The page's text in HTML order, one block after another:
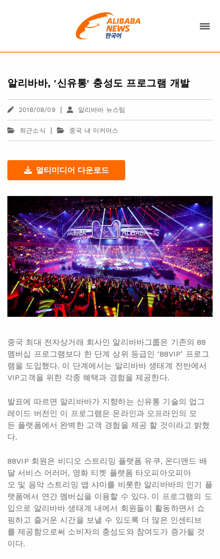
알리바바, '신유통' 충성도 프로그램 개발
2018/08/09 | 알리바바 뉴스팀
최근소식 | 중국 내 이커머스
멀티미디어 다운로드
중국 최대 전자상거래 회사인 알리바바그룹은 기존의 88
멤버십 프로그램보다 한 단계 상위 등급인 ‘88VIP’ 프로그
램을 도입했다. 이 단계에서는 알리바바 생태계 전반에서
VIP고객을 위한 각종 혜택과 경험을 제공한다.
발표에 따르면 알리바바가 지향하는 신유통 기술의 업그
레이드 버전인 이 프로그램은 온라인과 오프라인의 모
든 플랫폼에서 완벽한 고객 경험을 제공 할 것이라고 밝혔
다.
88VIP 회원은 비디오 스트리밍 플랫폼 유쿠, 온디맨드 배
달 서비스 어러머, 영화 티켓 플랫폼 타오피아오피아
오 및 음악 스트리밍 앱 샤미를 비롯한 알리바바의 인기 플
랫폼에서 연간 멤버십을 이용할 수 있다. 이 프로그램의 도
입으로 알리바바 생태계 내에서 회원들이 활동하면서 쇼
핑하고 즐거운 시간을 보낼 수 있도록 더 많은 인센티브
를 제공함으로써 소비자의 충성도와 참여도가 증가될 것
이다.